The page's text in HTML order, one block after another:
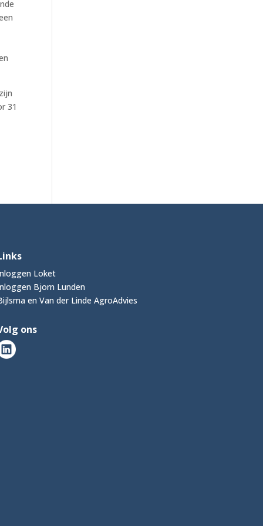
31
Loket
Bjorn Lunden
en Van der Linde AgroAdvies
ons